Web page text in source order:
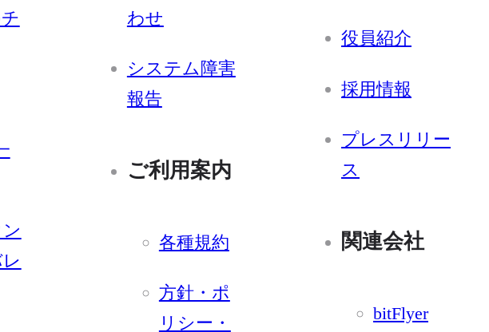
わせ
システム障害
報告
ご利用案内
各種規約
方針・ポ
リシー・
役員紹介
採用情報
プレスリリー
ス
関連会社
bitFlyer